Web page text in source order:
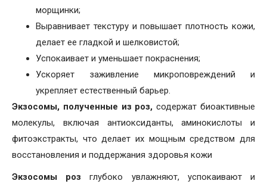
морщинки;
Выравнивает текстуру и повышает плотность кожи,
делает ее гладкой и шелковистой;
Успокаивает и уменьшает покраснения;
Ускоряет заживление микроповреждений и
укрепляет естественный барьер.
Экзосомы, полученные из роз,содержат биоактивные
молекулы, включая антиоксиданты, аминокислоты и
фитоэкстракты, что делает их мощным средством для
восстановления и поддержания здоровья кожи
Экзосомы роз глубоко увлажняют, успокаивают и